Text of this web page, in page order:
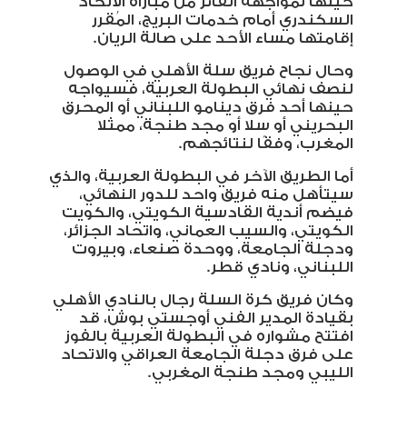
السكندري أمام خدمات البريج، المُقرر
إقامتها مساء الأحد على صالة الريان.
وحال نجاح فريق سلة الأهلي في الوصول
لنصف نهائي البطولة العربية، فسيواجه
حينها أحد فرق دينامو اللبناني أو المحرق
البحريني أو سلا أو مجد طنجة، ممثلا
المغرب، وفقًا لنتائجهم.
أما الطريق الآخر في البطولة العربية، والذي
سيتأهل منه فريق واحد للدور النهائي،
فيضم أندية القادسية الكويتي، والكويت
الكويتي، والسيب العماني، واتحاد الجزائر،
ودجلة الجامعة، ووحدة صنعاء، وبيروت
اللبناني، ونادي قطر.
وكان فريق كرة السلة رجال بالنادي الأهلي
بقيادة المدير الفني أوجستي بوش، قد
افتتح مشواره في البطولة العربية بالفوز
على فرق دجلة الجامعة العراقي والاتحاد
الليبي ومجد طنجة المغربي.